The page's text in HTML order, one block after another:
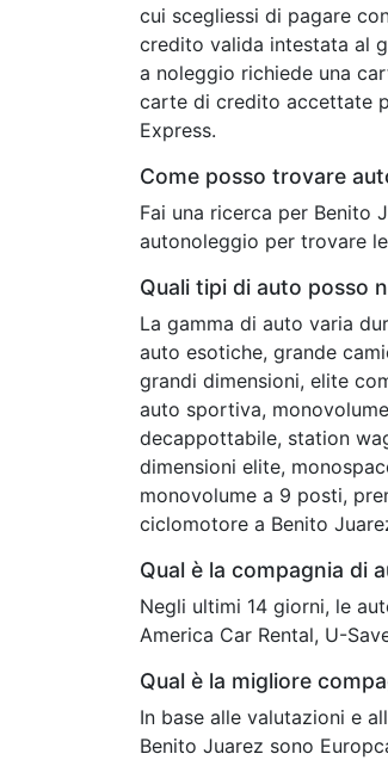
cui scegliessi di pagare
credito valida intestata al
a noleggio richiede una
carte di credito accettate
Express.
Come posso trovare
Fai una ricerca per Benito
autonoleggio per trovare
Quali tipi di auto posso
La gamma di auto varia
auto esotiche, grande
grandi dimensioni, elite
auto sportiva,
decappottabile, station
dimensioni elite,
monovolume a 9 posti,
ciclomotore a Benito
Qual è la compagnia di
Negli ultimi 14 giorni, le
America Car Rental, U-
Qual è la migliore
In base alle valutazioni e
Benito Juarez sono